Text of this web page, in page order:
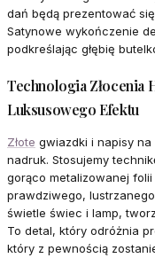
dań będą prezentować
Satynowe wykończenie
podkreślając głębię
Technologia Złocenia
Luksusowego Efektu
Złote gwiazdki i napisy na
nadruk. Stosujemy
gorąco metalizowanej
prawdziwego,
świetle świec i lamp,
To detal, który odróżnia
który z pewnością